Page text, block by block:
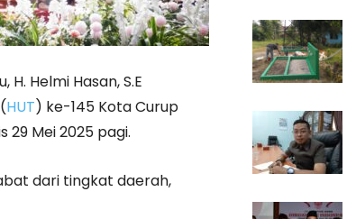
H. Helmi Hasan, S.E
HUT) ke-145 Kota Curup
29 Mei 2025 pagi.
dari tingkat daerah,